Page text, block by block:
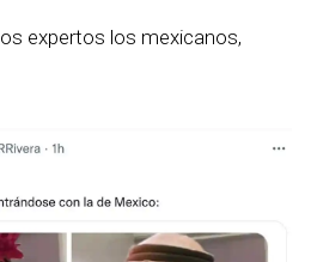
expertos los mexicanos,